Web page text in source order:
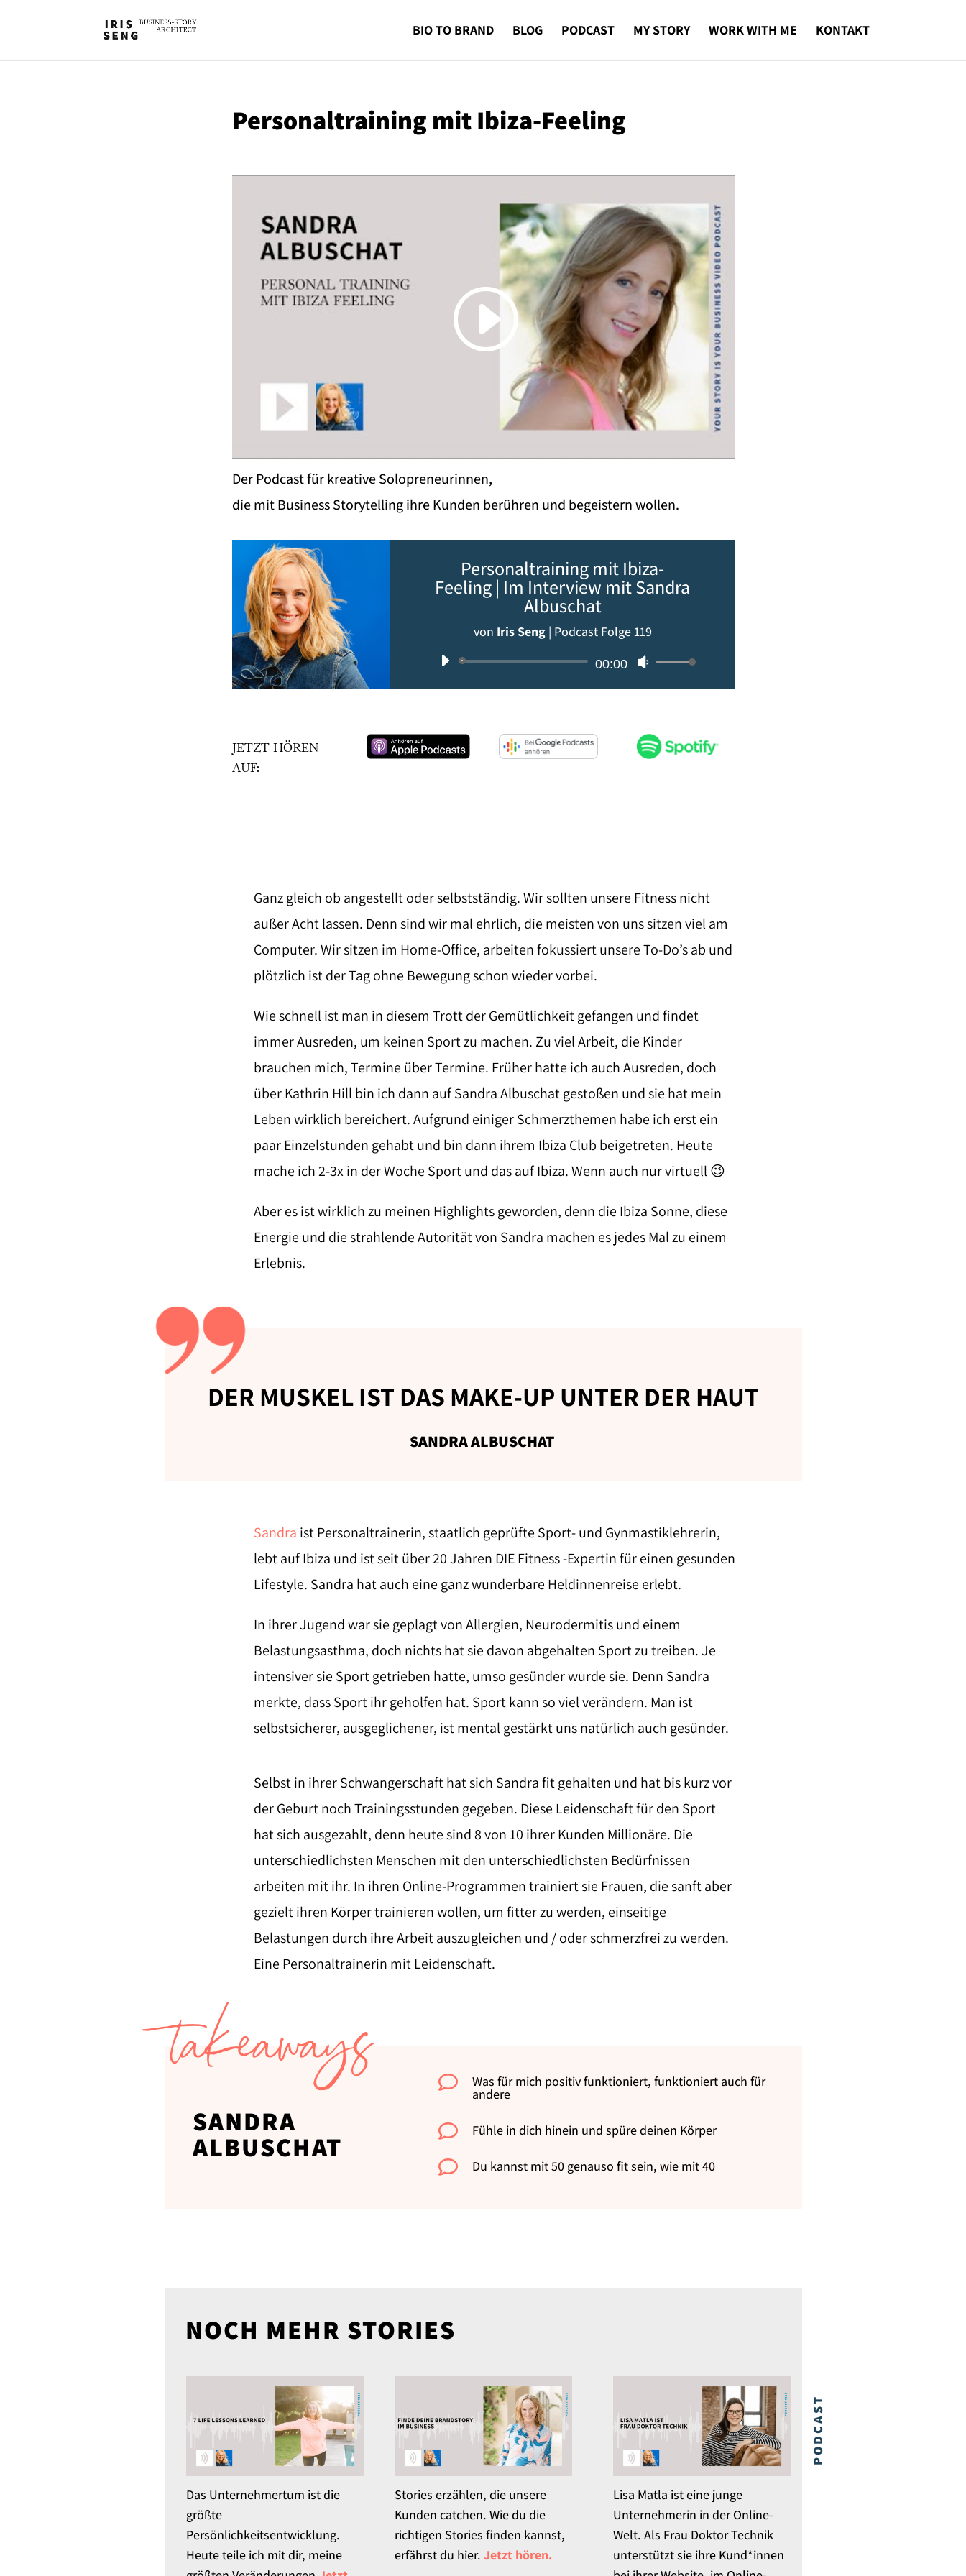
BIO TO BRAND BLOG PODCAST MY STORY WORK WITH ME KONTAKT
Personaltraining mit Ibiza-Feeling
Der Podcast für kreative Solopreneurinnen,
die mit Business Storytelling ihre Kunden berühren und begeistern wollen.
Personaltraining mit Ibiza-
Feeling | Im Interview mit Sandra
Albuschat
von Iris Seng| Podcast Folge 119
Audio-00:00
Pfeiltasten
die
JETZT HÖREN
AUF:
Ganz gleich ob angestellt oder selbstständig. Wir sollten unsere Fitness nicht
außer Acht lassen. Denn sind wir mal ehrlich, die meisten von uns sitzen viel am
Computer. Wir sitzen im Home-Office, arbeiten fokussiert unsere To-Do’s ab und
plötzlich ist der Tag ohne Bewegung schon wieder vorbei.
Wie schnell ist man in diesem Trott der Gemütlichkeit gefangen und findet
immer Ausreden, um keinen Sport zu machen. Zu viel Arbeit, die Kinder
brauchen mich, Termine über Termine. Früher hatte ich auch Ausreden, doch
über Kathrin Hill bin ich dann auf Sandra Albuschat gestoßen und sie hat mein
Leben wirklich bereichert. Aufgrund einiger Schmerzthemen habe ich erst ein
paar Einzelstunden gehabt und bin dann ihrem Ibiza Club beigetreten. Heute
mache ich 2-3x in der Woche Sport und das auf Ibiza. Wenn auch nur virtuell 😉
Aber es ist wirklich zu meinen Highlights geworden, denn die Ibiza Sonne, diese
Energie und die strahlende Autorität von Sandra machen es jedes Mal zu einem
Erlebnis.
DER MUSKEL IST DAS MAKE-UP UNTER DER HAUT
SANDRA ALBUSCHAT
Sandra ist Personaltrainerin, staatlich geprüfte Sport- und Gynmastiklehrerin,
lebt auf Ibiza und ist seit über 20 Jahren DIE Fitness -Expertin für einen gesunden
Lifestyle. Sandra hat auch eine ganz wunderbare Heldinnenreise erlebt.
In ihrer Jugend war sie geplagt von Allergien, Neurodermitis und einem
Belastungsasthma, doch nichts hat sie davon abgehalten Sport zu treiben. Je
intensiver sie Sport getrieben hatte, umso gesünder wurde sie. Denn Sandra
merkte, dass Sport ihr geholfen hat. Sport kann so viel verändern. Man ist
selbstsicherer, ausgeglichener, ist mental gestärkt uns natürlich auch gesünder.
Selbst in ihrer Schwangerschaft hat sich Sandra fit gehalten und hat bis kurz vor
der Geburt noch Trainingsstunden gegeben. Diese Leidenschaft für den Sport
hat sich ausgezahlt, denn heute sind 8 von 10 ihrer Kunden Millionäre. Die
unterschiedlichsten Menschen mit den unterschiedlichsten Bedürfnissen
arbeiten mit ihr. In ihren Online-Programmen trainiert sie Frauen, die sanft aber
gezielt ihren Körper trainieren wollen, um fitter zu werden, einseitige
Belastungen durch ihre Arbeit auszugleichen und / oder schmerzfrei zu werden.
Eine Personaltrainerin mit Leidenschaft.
takeaways
SANDRA
ALBUSCHAT
 Was für mich positiv funktioniert, funktioniert auch für
andere
 Fühle in dich hinein und spüre deinen Körper
 Du kannst mit 50 genauso fit sein, wie mit 40
NOCH MEHR STORIES
Das Unternehmertum ist die
größte
Persönlichkeitsentwicklung.
Heute teile ich mit dir, meine
Stories erzählen, die unsere
Kunden catchen. Wie du die
richtigen Stories finden kannst,
erfährst du hier. Jetzt hören.
Lisa Matla ist eine junge
Unternehmerin in der Online-
Welt. Als Frau Doktor Technik
unterstützt sie ihre Kund*innen
PODCAST